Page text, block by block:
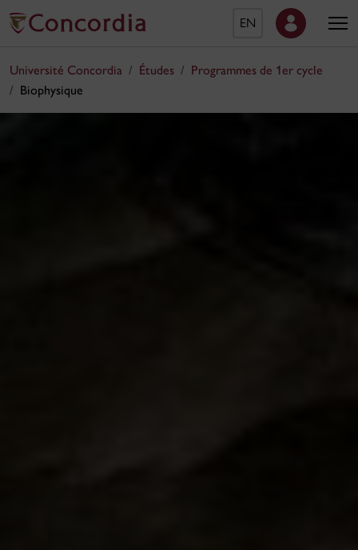
EN
Université Concordia Études
Programmes de 1er cycle
Biophysique